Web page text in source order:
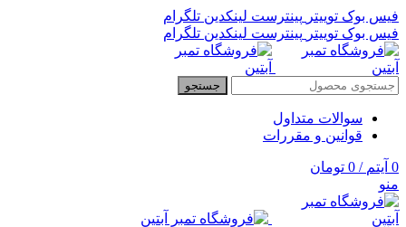
فیس بوک توییتر پینترست لینکدین تلگرام
فیس بوک توییتر پینترست لینکدین تلگرام
جستجو
سوالات متداول
قوانین و مقررات
0 آیتم /
0 تومان
منو